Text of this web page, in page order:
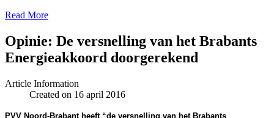
Read More
Opinie: De versnelling van het Brabants
Energieakkoord doo‏rgerekend
Article Information
Created on 16 april 2016
PVV Noord-Brabant heeft “de versnelling van het Brabants